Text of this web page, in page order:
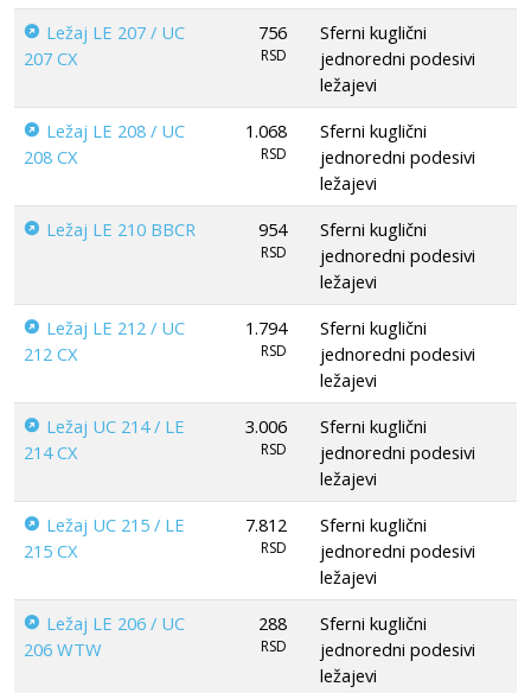
Ležaj LE 207 / UC
207 CX
756
RSD
Sferni kuglični
jednoredni podesivi
ležajevi
Ležaj LE 208 / UC
208 CX
1.068
RSD
Sferni kuglični
jednoredni podesivi
ležajevi
Ležaj LE 210 BBCR
954
RSD
Sferni kuglični
jednoredni podesivi
ležajevi
Ležaj LE 212 / UC
212 CX
1.794
RSD
Sferni kuglični
jednoredni podesivi
ležajevi
Ležaj UC 214 / LE
214 CX
3.006
RSD
Sferni kuglični
jednoredni podesivi
ležajevi
Ležaj UC 215 / LE
215 CX
7.812
RSD
Sferni kuglični
jednoredni podesivi
ležajevi
Ležaj LE 206 / UC
206 WTW
288
RSD
Sferni kuglični
jednoredni podesivi
ležajevi